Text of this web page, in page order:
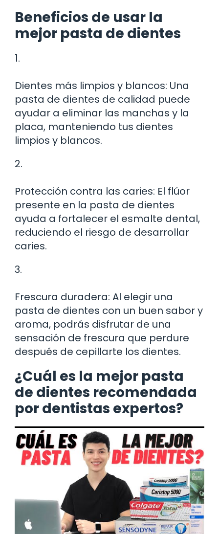
Beneficios de usar la
mejor pasta de dientes
1.
Dientes más limpios y blancos: Una
pasta de dientes de calidad puede
ayudar a eliminar las manchas y la
placa, manteniendo tus dientes
limpios y blancos.
2.
Protección contra las caries: El flúor
presente en la pasta de dientes
ayuda a fortalecer el esmalte dental,
reduciendo el riesgo de desarrollar
caries.
3.
Frescura duradera: Al elegir una
pasta de dientes con un buen sabor y
aroma, podrás disfrutar de una
sensación de frescura que perdure
después de cepillarte los dientes.
¿Cuál es la mejor pasta
de dientes recomendada
por dentistas expertos?